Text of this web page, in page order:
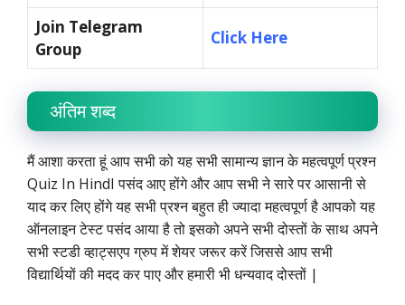
Join Telegram
Group
Click Here
अंतिम शब्द
मैं आशा करता हूं आप सभी को यह सभी सामान्य ज्ञान के महत्वपूर्ण प्रश्न
Quiz In HindI पसंद आए होंगे और आप सभी ने सारे पर आसानी से
याद कर लिए होंगे यह सभी प्रश्न बहुत ही ज्यादा महत्वपूर्ण है आपको यह
ऑनलाइन टेस्ट पसंद आया है तो इसको अपने सभी दोस्तों के साथ अपने
सभी स्टडी व्हाट्सएप ग्रुप में शेयर जरूर करें जिससे आप सभी
विद्यार्थियों की मदद कर पाए और हमारी भी धन्यवाद दोस्तों |